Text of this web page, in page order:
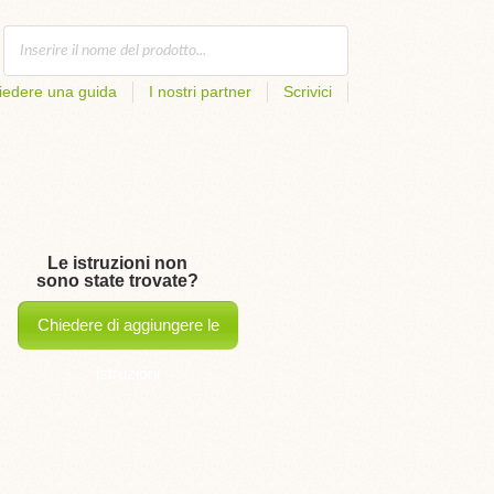
una guida I nostri partner Scrivici
Le istruzioni non
sono state trovate?
Chiedere di aggiungere le